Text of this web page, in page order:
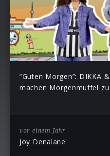
“Guten Morgen”: DIKKA
machen Morgenmuffel
vor einem Jahr
Joy Denalane